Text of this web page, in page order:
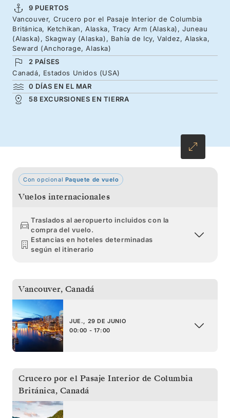
una rica tradición de talla de postes totémicos
y de pesca de salmón, déjese maravillar por el
glaciar de Sawyer y adéntrese en Icy Bay, una
bahía rodeada de imponentes glaciares en
retroceso. Disfrute de una semana entre los
picos montañosos, los estrechos fiordos y la
majestuosa vida salvaje del norte.
9 PUERTOS
Vancouver, Crucero por el Pasaje Interior de Columbia
Británica, Ketchikan, Alaska, Tracy Arm (Alaska), Juneau
(Alaska), Skagway (Alaska), Bahía de Icy, Valdez, Alaska,
Seward (Anchorage, Alaska)
2 PAÍSES
Canadá, Estados Unidos (USA)
0 DÍAS EN EL MAR
58 EXCURSIONES EN TIERRA
Con opcional Paquete de vuelo
Vuelos internacionales
Traslados al aeropuerto incluidos con la
compra del vuelo.
Estancias en hoteles determinadas
según el itinerario
Vancouver, Canadá
JUE., 29 DE JUNIO
00:00 - 17:00
Crucero por el Pasaje Interior de Columbia
Británica, Canadá